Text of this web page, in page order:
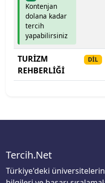
Bingöl Üniversitesi
Biruni Üniversitesi
Bitlis Eren Üniversitesi
Boğaziçi Üniversitesi
Bursa Teknik
Bursa Uludağ
Kontenjan
dolana kadar
tercih
yapabilirsiniz
TURİZM
REHBERLİĞİ
DİL
Tercih.Net
Türkiye'deki